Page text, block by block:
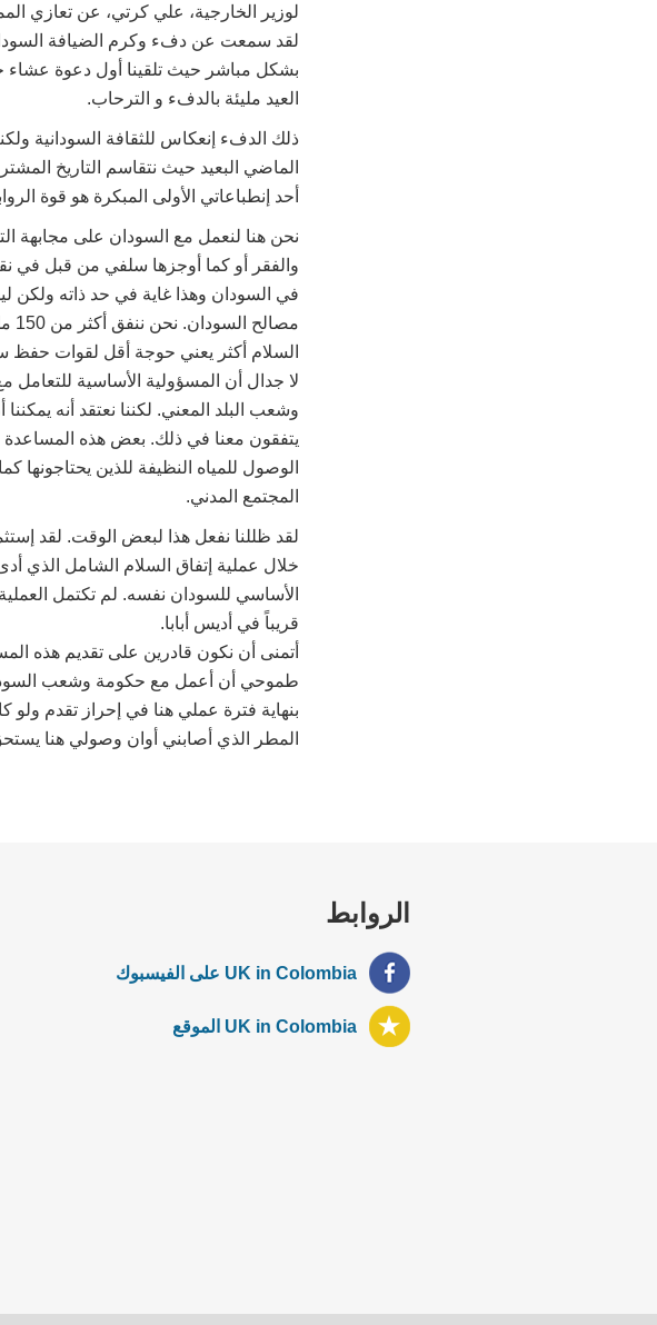
لوزير الخارجية، علي كرتي، عن تعازي
لقد سمعت عن دفء وكرم الضيافة
بشكل مباشر حيث تلقينا أول دعوة عشاء
العيد مليئة بالدفء و الترحاب.
ذلك الدفء إنعكاس للثقافة السودانية
الماضي البعيد حيث نتقاسم التاريخ
أحد إنطباعاتي الأولى المبكرة هو قوة
نحن هنا لنعمل مع السودان على مجابهة
والفقر أو كما أوجزها سلفي من قبل في
في السودان وهذا غاية في حد ذاته ولكن
السلام أكثر يعني حوجة أقل لقوات حفظ
لا جدال أن المسؤولية الأساسية
وشعب البلد المعني. لكننا نعتقد أنه
يتفقون معنا في ذلك. بعض هذه المساعدة
الوصول للمياه النظيفة للذين
المجتمع المدني.
لقد ظللنا نفعل هذا لبعض الوقت. لقد
خلال عملية إتفاق السلام الشامل الذي
الأساسي للسودان نفسه. لم تكتمل
قريباً في أديس أبابا.
أتمنى أن نكون قادرين على تقديم هذه
طموحي أن أعمل مع حكومة وشعب
بنهاية فترة عملي هنا في إحراز تقدم ولو
المطر الذي أصابني أوان وصولي هنا
الروابط
UK in Colombia على الفيسبوك
UK in Colombia الموقع